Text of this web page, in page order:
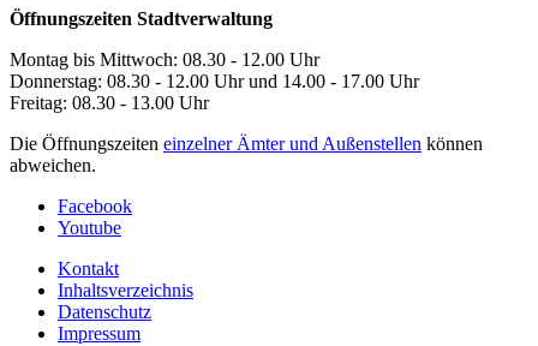
Öffnungszeiten Stadtverwaltung
Montag bis Mittwoch: 08.30 - 12.00 Uhr
Donnerstag: 08.30 - 12.00 Uhr und 14.00 - 17.00 Uhr
Freitag: 08.30 - 13.00 Uhr
Die Öffnungszeiten einzelner Ämter und Außenstellen können
abweichen.
Facebook
Youtube
Kontakt
Inhaltsverzeichnis
Datenschutz
Impressum